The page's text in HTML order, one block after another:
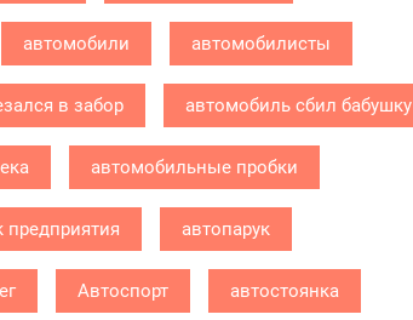
автомобили автомобилисты
в забор автомобиль сбил бабушку
автомобильные пробки
предприятия автопарук
Автоспорт автостоянка